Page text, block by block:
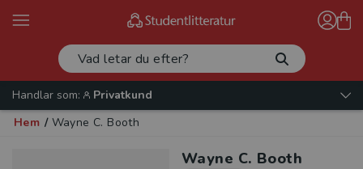
Handlar som:
Privatkund
Hem / Wayne C. Booth
Wayne C. Booth